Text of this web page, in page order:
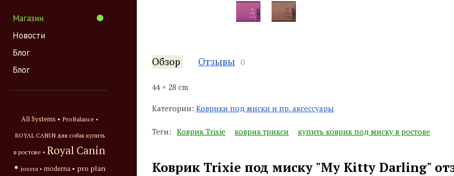
Магазин
Новости
Блог
Блог
All Systems • ProBalance •
ROYAL CANIN для собак купить
в ростове • Royal Canin
• josera • moderna • pro plan
Обзор Отзывы 0
44 × 28 cm
Категории: Коврики под миски и пр. аксессуары
Теги: Коврик Trixie коврик трикси купить коврик под миску в ростове
Коврик Trixie под миску "My Kitty Darling"